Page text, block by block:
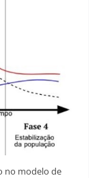
no modelo de